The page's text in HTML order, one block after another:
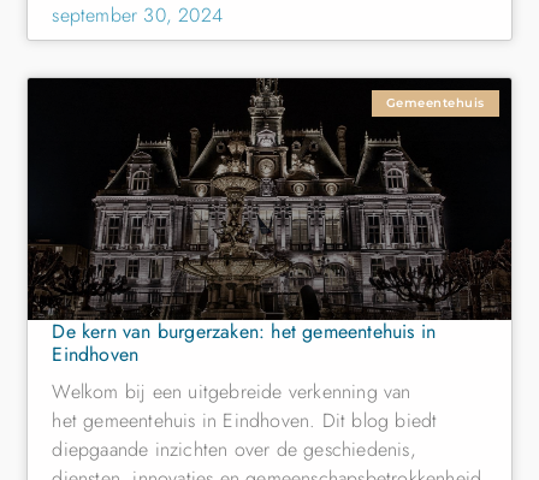
september 30, 2024
Gemeentehuis
De kern van burgerzaken: het gemeentehuis in
Eindhoven
Welkom bij een uitgebreide verkenning van
het gemeentehuis in Eindhoven. Dit blog biedt
diepgaande inzichten over de geschiedenis,